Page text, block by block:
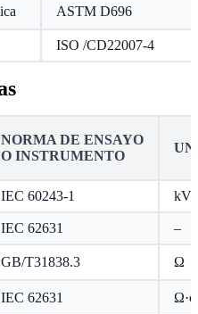
ASTM D696
ISO /CD22007-4
NORMA DE ENSAYO
O INSTRUMENTO
IEC 60243-1 kV/
IEC 62631 –
GB/T31838.3 Ω
IEC 62631